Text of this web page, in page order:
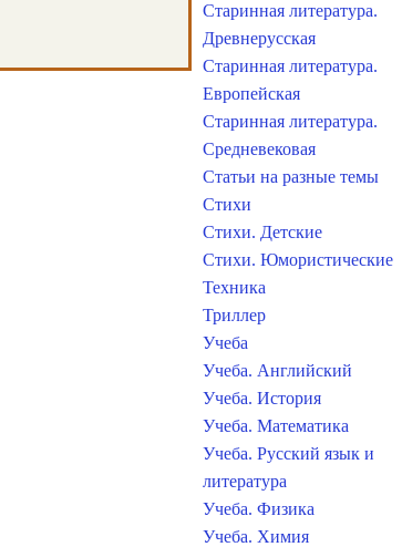
Старинная литература.
Древнерусская
Старинная литература.
Европейская
Старинная литература.
Средневековая
Статьи на разные темы
Стихи
Стихи. Детские
Стихи. Юмористические
Техника
Триллер
Учеба
Учеба. Английский
Учеба. История
Учеба. Математика
Учеба. Русский язык и
литература
Учеба. Физика
Учеба. Химия